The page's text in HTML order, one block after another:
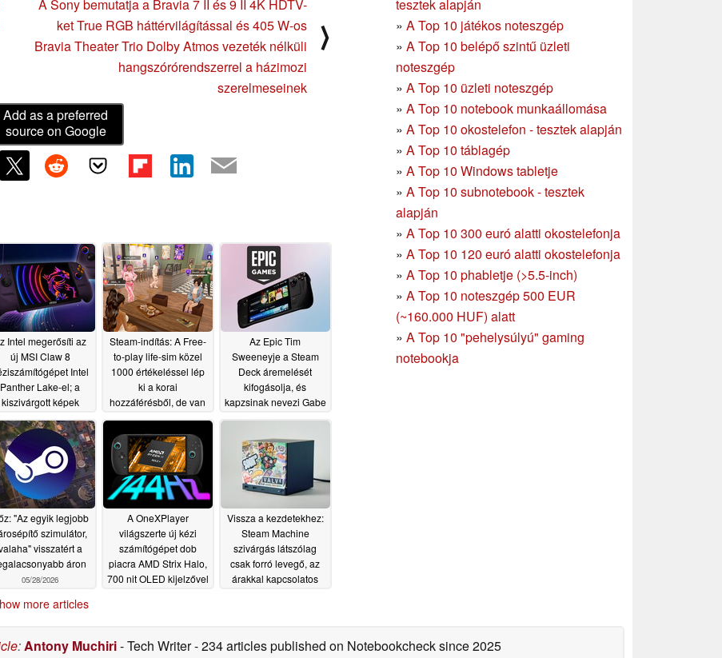
tesztek alapján
» A Top 10 játékos noteszgép
» A Top 10 belépő szintű üzleti
noteszgép
» A Top 10 üzleti noteszgép
» A Top 10 notebook munkaállomása
» A Top 10 okostelefon - tesztek alapján
» A Top 10 táblagép
» A Top 10 Windows tabletje
» A Top 10 subnotebook - tesztek
alapján
» A Top 10 300 euró alatti okostelefonja
» A Top 10 120 euró alatti okostelefonja
» A Top 10 phabletje (>5.5-inch)
» A Top 10 noteszgép 500 EUR
(~160.000 HUF) alatt
» A Top 10 "pehelysúlyú" gaming
notebookja
A Sony bemutatja a Bravia 7 II és 9 II 4K HDTV-
ket True RGB háttérvilágítással és 405 W-os
Bravia Theater Trio Dolby Atmos vezeték nélküli
hangszórórendszerrel a házimozi
szerelmeseinek
⟩
Add as a preferred
source on Google
Intel megerősíti az
új MSI Claw 8
Intel
Panther Lake-el; a
kiszivárgott képek
mutatnak 05/29/2026
Steam-indítás: A Free-
to-play life-sim közel
1000 értékeléssel lép
ki a korai
hozzáférésből, de van
05/29/2026
Az Epic Tim
Sweeneyje a Steam
Deck áremelését
kifogásolja, és
kapzsinak nevezi Gabe
05/29/2026
"Az egyik legjobb
szimulátor,
visszatért a
áron
05/28/2026
A OneXPlayer
világszerte új kézi
számítógépet dob
piacra AMD Strix Halo,
700 nit OLED kijelzővel
Vissza a kezdetekhez:
Steam Machine
szivárgás látszólag
csak forró levegő, az
árakkal kapcsolatos
more articles
:Antony Muchiri- Tech Writer- 234 articles published on Notebookchecksince 2025